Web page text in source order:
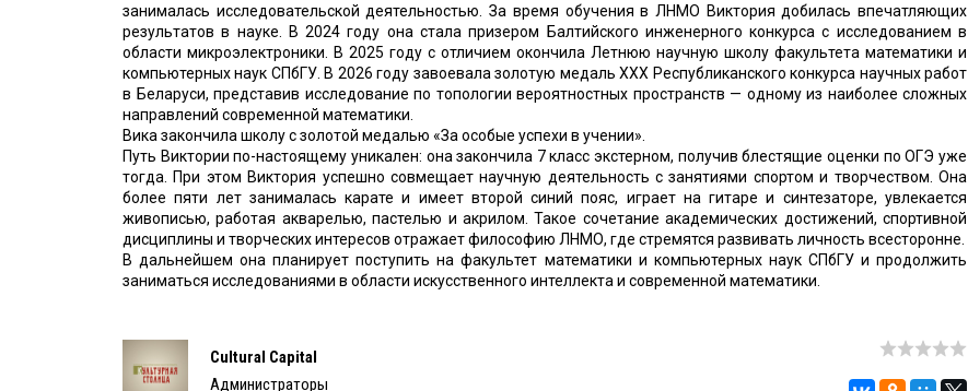
занималась исследовательской деятельностью. За время обучения в ЛНМО Виктория добилась впечатляющих
результатов в науке. В 2024 году она стала призером Балтийского инженерного конкурса с исследованием в
области микроэлектроники. В 2025 году с отличием окончила Летнюю научную школу факультета математики и
компьютерных наук СПбГУ. В 2026 году завоевала золотую медаль XXX Республиканского конкурса научных работ
в Беларуси, представив исследование по топологии вероятностных пространств — одному из наиболее сложных
направлений современной математики.
Вика закончила школу с золотой медалью «За особые успехи в учении».
Путь Виктории по-настоящему уникален: она закончила 7 класс экстерном, получив блестящие оценки по ОГЭ уже
тогда. При этом Виктория успешно совмещает научную деятельность с занятиями спортом и творчеством. Она
более пяти лет занималась карате и имеет второй синий пояс, играет на гитаре и синтезаторе, увлекается
живописью, работая акварелью, пастелью и акрилом. Такое сочетание академических достижений, спортивной
дисциплины и творческих интересов отражает философию ЛНМО, где стремятся развивать личность всесторонне.
В дальнейшем она планирует поступить на факультет математики и компьютерных наук СПбГУ и продолжить
заниматься исследованиями в области искусственного интеллекта и современной математики.
Cultural Capital
Администраторы